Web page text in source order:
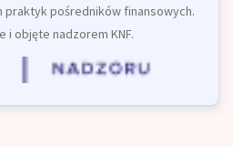
pośredników finansowych.
i objęte nadzorem KNF.